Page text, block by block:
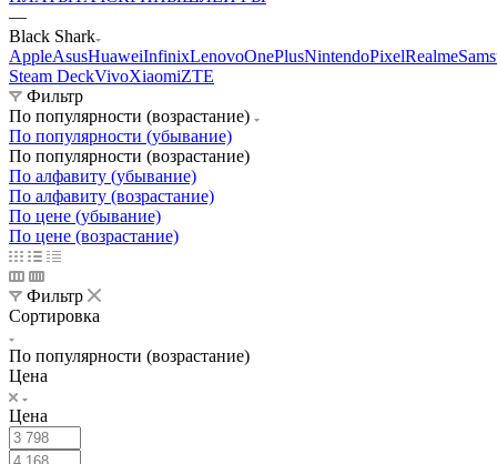
—
Black Shark
AppleAsusHuaweiInfinixLenovoOnePlusNintendoPixelRealme
Steam DeckVivoXiaomiZTE
Фильтр
По популярности (возрастание)
По популярности (убывание)
По популярности (возрастание)
По алфавиту (убывание)
По алфавиту (возрастание)
По цене (убывание)
По цене (возрастание)
Фильтр
Сортировка
По популярности (возрастание)
Цена
Цена